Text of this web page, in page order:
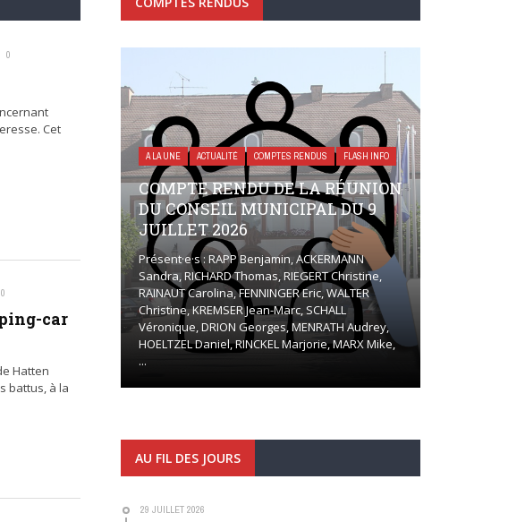
0
Cet
0
car
Hatten
battus, à la
A LA UNE ACTUALITÉ COMPTES RENDUS FLASH INFO
COMPTE RENDU DE LA RÉUNION
DU CONSEIL MUNICIPAL DU 9
JUILLET 2026
Présent·e·s : RAPP Benjamin, ACKERMANN
Sandra, RICHARD Thomas, RIEGERT Christine,
RAINAUT Carolina, FENNINGER Eric, WALTER
Christine, KREMSER Jean-Marc, SCHALL
Véronique, DRION Georges, MENRATH Audrey,
HOELTZEL Daniel, RINCKEL Marjorie, MARX Mike,
...
AU FIL DES JOURS
29 JUILLET 2026